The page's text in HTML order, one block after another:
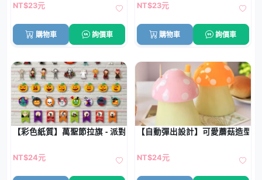
NT$23元
購物車 詢價車
NT$23元
購物車 詢價車
【彩色紙質】萬聖節拉旗 - 派對氣氛吊飾
NT$24元
【自動彈出設計】可愛蘑菇造型
NT$24元